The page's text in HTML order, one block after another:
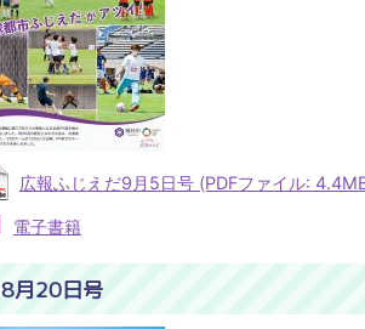
広報ふじえだ9月5日号 (PDFファイル:
電子書籍
8月20日号